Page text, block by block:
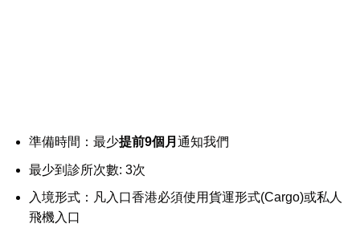
準備時間：最少提前9個月 通知我們
最少到診所次數: 3次
入境形式：凡入口香港必須使用貨運形式(Cargo)或私人
飛機入口